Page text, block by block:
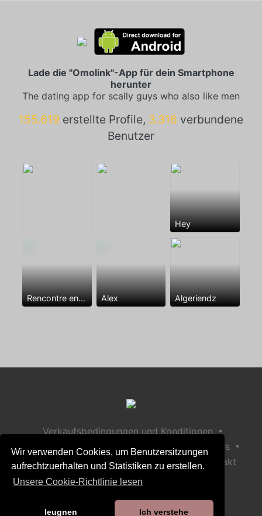
Wir verwenden Cookies, um Benutzersitzungen
aufrechtzuerhalten und Statistiken zu erstellen.
Unsere Cookie-Richtlinie lesen
leugnen Ich verstehe
Lade die "Omolink"-App für dein Smartphone
herunter
The dating app for scally guys who also like men
155.619 erstellte Profile, 3.316 verbundene
Benutzer
Hey
Rencontre entre mecs Alex Algeriendz
Verkaufsbedingungen und Konditionen •
Datenschutzerklärung Richtlinie zu Cookies •
Richtlinie zur Kindersicherheit Hilfe / Kontakt